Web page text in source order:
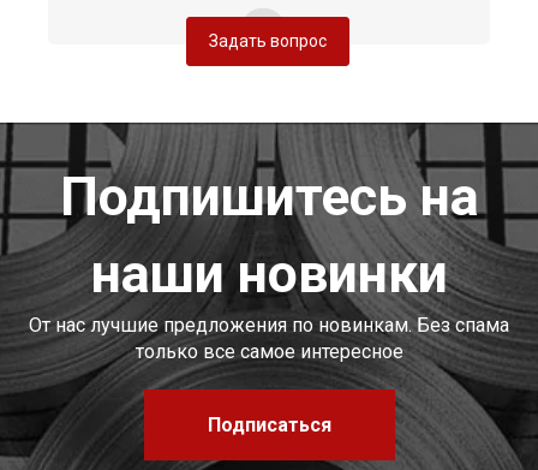
Задать вопрос
Подпишитесь на
наши новинки
От нас лучшие предложения по новинкам. Без спама
только все самое интересное
Подписаться